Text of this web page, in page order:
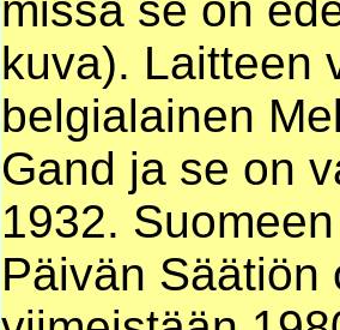
kuva). Laitteen
belgialainen
Gand ja se on
1932.
Päivän Säätiön